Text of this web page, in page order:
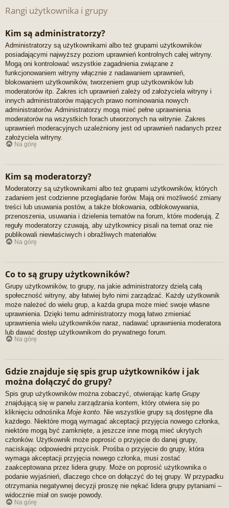
Rangi użytkownika i grupy
Kim są administratorzy?
Administratorzy są użytkownikami albo też grupami użytkowników
posiadającymi najwyższy poziom uprawnień kontrolnych całej witryny.
Mogą oni kontrolować wszystkie zagadnienia związane z
funkcjonowaniem witryny włącznie z nadawaniem uprawnień,
blokowaniem użytkowników, tworzeniem grup użytkowników lub
moderatorów itp. Zakres ich uprawnień zależy od założyciela witryny i
innych administratorów mających prawo nominowania nowych
administratorów. Administratorzy mogą mieć pełne uprawnienia
moderatorów na wszystkich forach utworzonych na witrynie. Zakres
uprawnień moderacyjnych uzależniony jest od uprawnień nadanych przez
założyciela witryny.
Na górę
Kim są moderatorzy?
Moderatorzy są użytkownikami albo też grupami użytkowników, których
zadaniem jest codzienne przeglądanie forów. Mają oni możliwość zmiany
treści lub usuwania postów, a także blokowania, odblokowywania,
przenoszenia, usuwania i dzielenia tematów na forum, które moderują. Z
reguły moderatorzy czuwają, aby użytkownicy pisali na temat oraz nie
publikowali niewłaściwych i obraźliwych materiałów.
Na górę
Co to są grupy użytkowników?
Grupy użytkowników, to grupy, na jakie administratorzy dzielą całą
społeczność witryny, aby łatwiej było nimi zarządzać. Każdy użytkownik
może należeć do wielu grup, a każda grupa może mieć swoje własne
uprawnienia. Dzięki temu administratorzy mogą łatwo zmieniać
uprawnienia wielu użytkowników naraz, nadawać uprawnienia moderatora
lub dawać dostęp użytkownikom do prywatnego forum.
Na górę
Gdzie znajduje się spis grup użytkowników i jak
można dołączyć do grupy?
Spis grup użytkowników można zobaczyć, otwierając kartę Grupy
znajdującą się w panelu zarządzania kontem, który otwiera się po
kliknięciu odnośnika Moje konto. Nie wszystkie grupy są dostępne dla
każdego. Niektóre mogą wymagać akceptacji przyjęcia nowego członka,
niektóre mogą być zamknięte, a jeszcze inne mogą mieć ukrytych
członków. Użytkownik może poprosić o przyjęcie do danej grupy,
naciskając odpowiedni przycisk. Prośba o przyjęcie do grupy, która
wymaga akceptacji przyjęcia nowego członka, musi zostać
zaakceptowana przez lidera grupy. Może on poprosić użytkownika o
podanie wyjaśnień, dlaczego chce on dołączyć do tej grupy. W przypadku
otrzymania negatywnej decyzji proszę nie nękać lidera grupy pytaniami –
widocznie miał on swoje powody.
Na górę